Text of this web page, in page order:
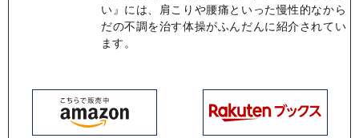
い』には、肩こりや腰痛といった慢性的なから
だの不調を治す体操がふんだんに紹介されてい
ます。